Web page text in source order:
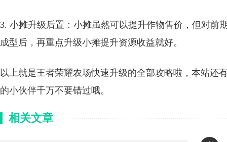
3. 小摊升级后置：小摊虽然可以提升作物售价，但对前
成型后，再重点升级小摊提升资源收益就好。
以上就是王者荣耀农场快速升级的全部攻略啦，本站还
的小伙伴千万不要错过哦。
相关文章